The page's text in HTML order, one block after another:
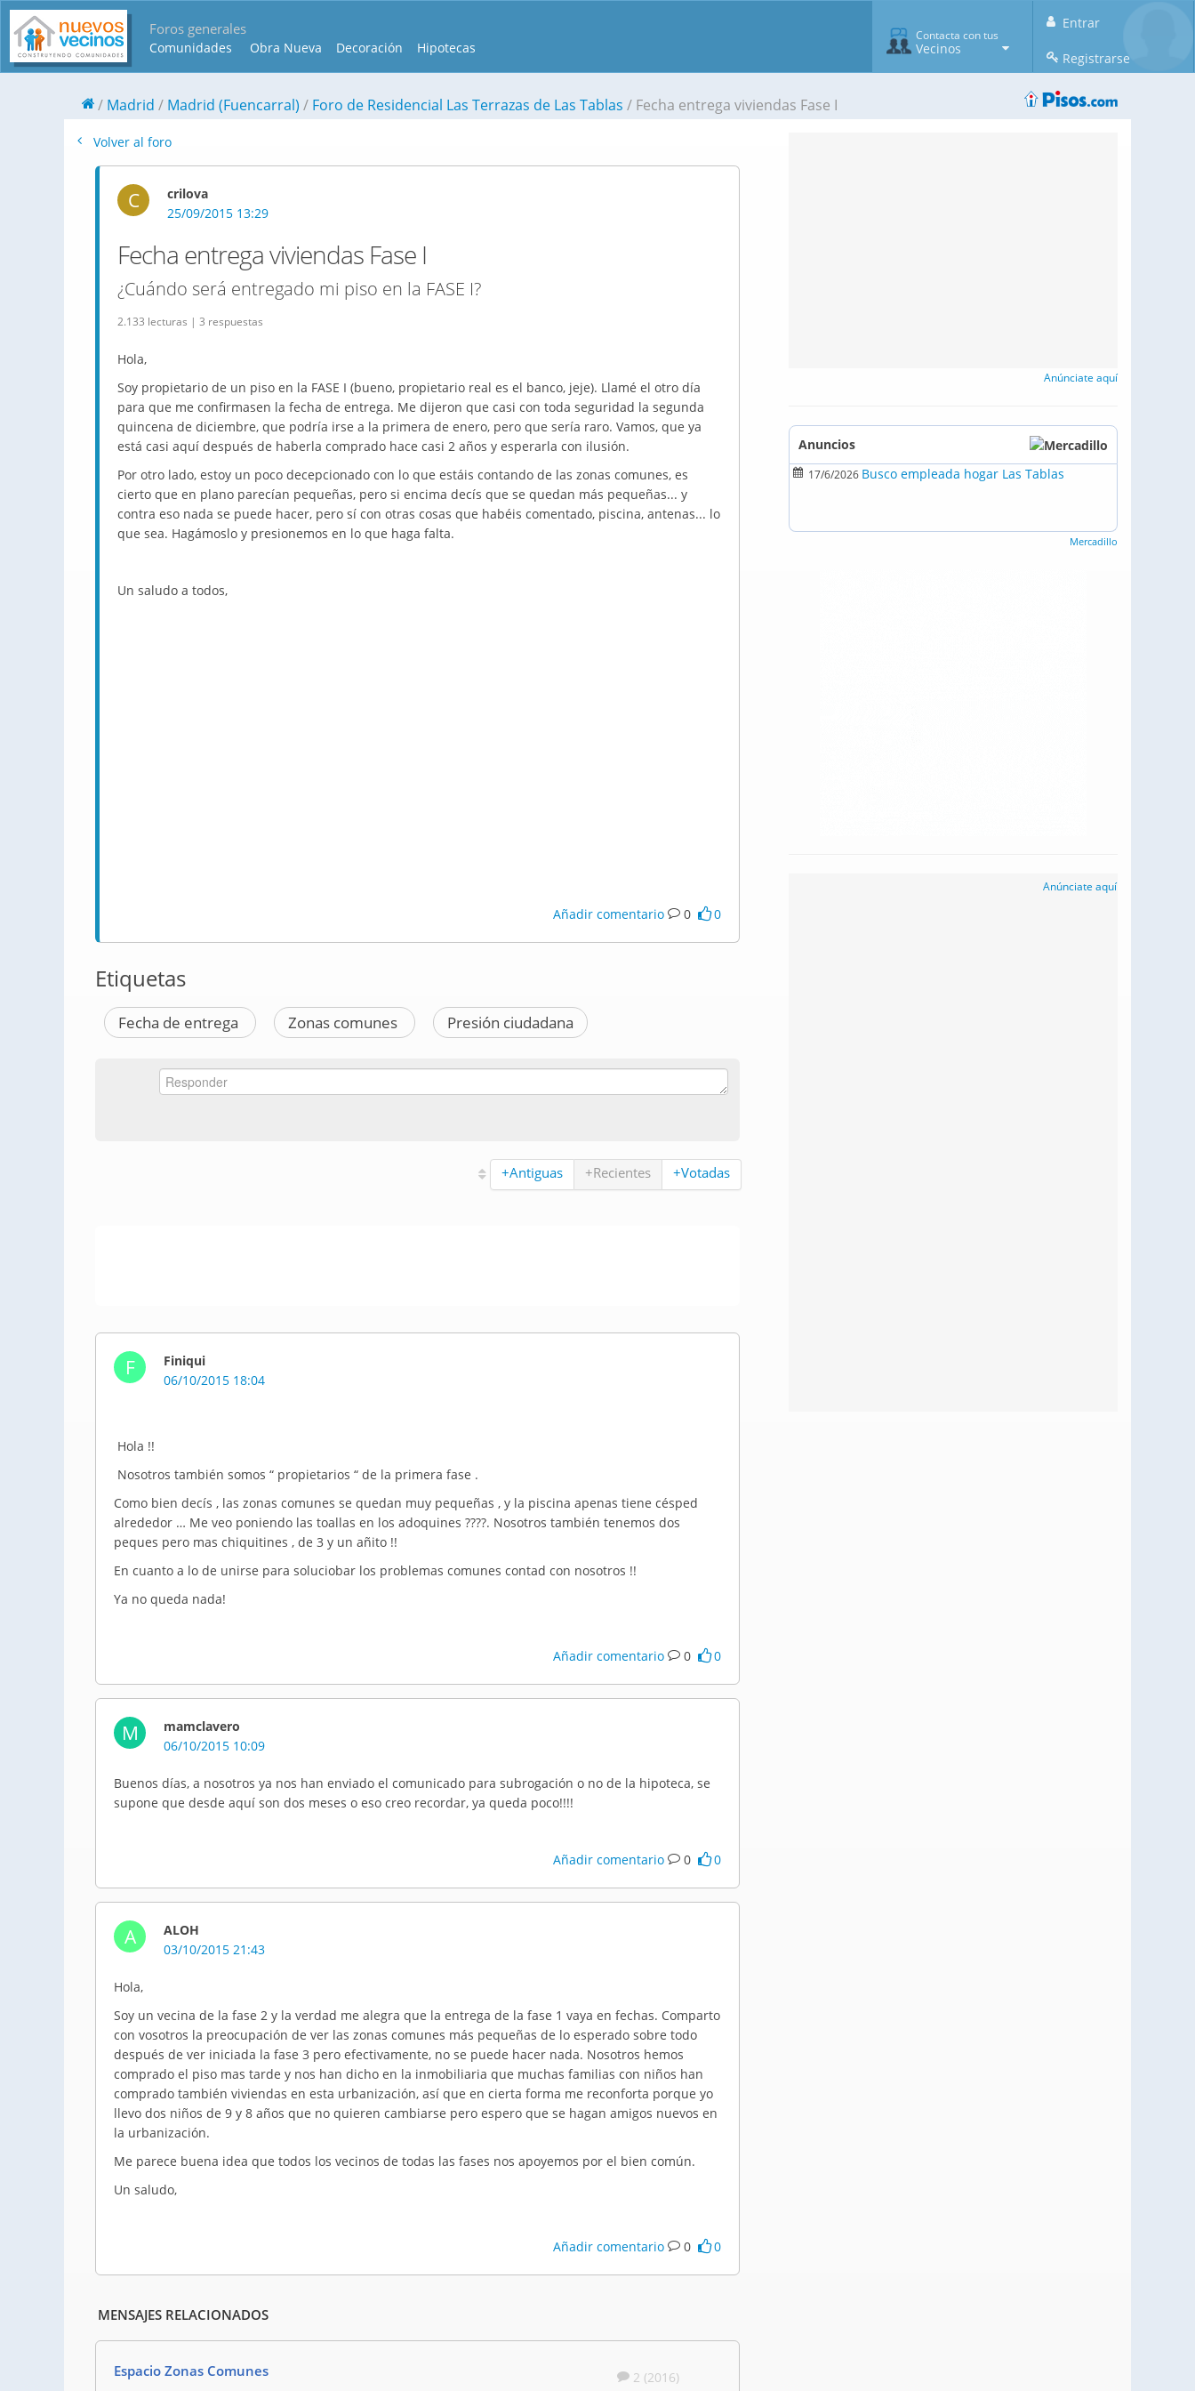
Foros generales
Comunidades Obra Nueva Decoración Hipotecas
Entrar
Registrarse
Contacta con tus
Vecinos
Madrid Madrid (Fuencarral) Foro de Residencial Las Terrazas de Las Tablas Fecha entrega viviendas Fase I
Volver al foro
C
crilova
25/09/2015 13:29
Fecha entrega viviendas Fase I
¿Cuándo será entregado mi piso en la FASE I?
2.133 lecturas | 3 respuestas
Hola,
Soy propietario de un piso en la FASE I (bueno, propietario real es el banco, jeje). Llamé el otro día
para que me confirmasen la fecha de entrega. Me dijeron que casi con toda seguridad la segunda
quincena de diciembre, que podría irse a la primera de enero, pero que sería raro. Vamos, que ya
está casi aquí después de haberla comprado hace casi 2 años y esperarla con ilusión.
Por otro lado, estoy un poco decepcionado con lo que estáis contando de las zonas comunes, es
cierto que en plano parecían pequeñas, pero si encima decís que se quedan más pequeñas... y
contra eso nada se puede hacer, pero sí con otras cosas que habéis comentado, piscina, antenas... lo
que sea. Hagámoslo y presionemos en lo que haga falta.
Un saludo a todos,
Añadir comentario 0 0
Etiquetas
Fecha de entrega Zonas comunes Presión ciudadana
+Antiguas +Recientes +Votadas
F
Finiqui
06/10/2015 18:04
Hola !!
Nosotros también somos “ propietarios “ de la primera fase .
Como bien decís , las zonas comunes se quedan muy pequeñas , y la piscina apenas tiene césped
alrededor … Me veo poniendo las toallas en los adoquines ????. Nosotros también tenemos dos
peques pero mas chiquitines , de 3 y un añito !!
En cuanto a lo de unirse para soluciobar los problemas comunes contad con nosotros !!
Ya no queda nada!
Añadir comentario 0 0
M
mamclavero
06/10/2015 10:09
Buenos días, a nosotros ya nos han enviado el comunicado para subrogación o no de la hipoteca, se
supone que desde aquí son dos meses o eso creo recordar, ya queda poco!!!!
Añadir comentario 0 0
A
ALOH
03/10/2015 21:43
Hola,
Soy un vecina de la fase 2 y la verdad me alegra que la entrega de la fase 1 vaya en fechas. Comparto
con vosotros la preocupación de ver las zonas comunes más pequeñas de lo esperado sobre todo
después de ver iniciada la fase 3 pero efectivamente, no se puede hacer nada. Nosotros hemos
comprado el piso mas tarde y nos han dicho en la inmobiliaria que muchas familias con niños han
comprado también viviendas en esta urbanización, así que en cierta forma me reconforta porque yo
llevo dos niños de 9 y 8 años que no quieren cambiarse pero espero que se hagan amigos nuevos en
la urbanización.
Me parece buena idea que todos los vecinos de todas las fases nos apoyemos por el bien común.
Un saludo,
Añadir comentario 0 0
MENSAJES RELACIONADOS
Espacio Zonas Comunes 2 (2016)
Anúnciate aquí
Anuncios
17/6/2026 Busco empleada hogar Las Tablas
Mercadillo
Anúnciate aquí